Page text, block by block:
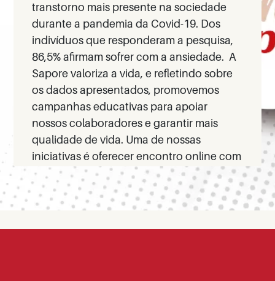
transtorno mais presente na sociedade
durante a pandemia da Covid-19. Dos
indivíduos que responderam a pesquisa,
86,5% afirmam sofrer com a ansiedade. A
Sapore valoriza a vida, e refletindo sobre
os dados apresentados, promovemos
campanhas educativas para apoiar
nossos colaboradores e garantir mais
qualidade de vida. Uma de nossas
iniciativas é oferecer encontro online com
profissional da área de psicologia a fim de
esclarecer dúvidas sobre os transtornos
de ansiedade e orientar os participantes